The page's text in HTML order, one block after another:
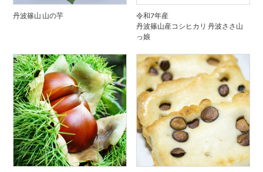
丹波篠山 山の芋
令和7年産
丹波篠山産コシヒカリ 丹波ささ山
っ娘